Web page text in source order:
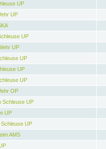
UP
UP
UP
UP
UP
UP
UP
OP
Schleuse UP
UP
UP
AMS